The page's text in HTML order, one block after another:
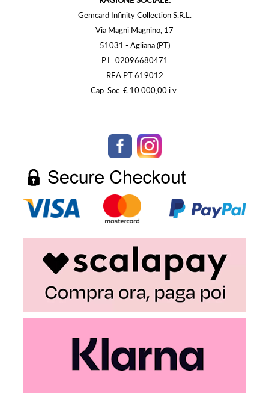
Gemcard Infinity Collection S.R.L.
Via Magni Magnino, 17
51031 - Agliana (PT)
P.I.: 02096680471
REA PT 619012
Cap. Soc. € 10.000,00 i.v.